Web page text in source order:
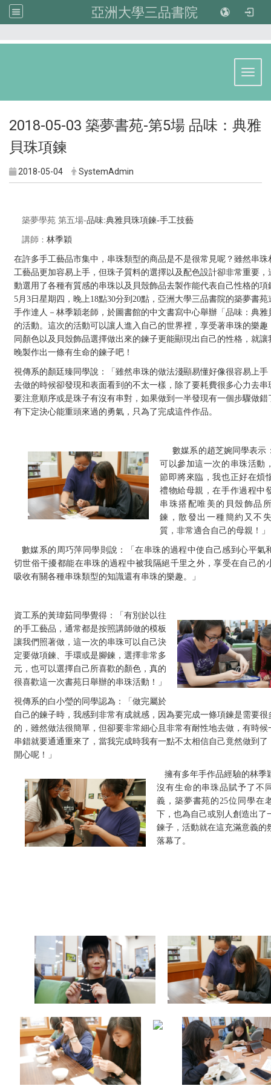
亞洲大學三品書院
2018-05-03 築夢書苑-第5場 品味：典雅
貝珠項鍊
2018-05-04 SystemAdmin
築夢學苑 第五場-品味:典雅貝珠項鍊-手工技藝
講師 ： 林季穎
在許多手工藝品市集中，串珠類型的商品是不是很常見呢？雖然串珠
工藝品更加容易上手，但珠子質料的選擇以及配色設計卻非常重要，
動選用了各種有質感的串珠以及貝殼飾品去製作能代表自己性格的項
5月3日星期四，晚上18點30分到20點，亞洲大學三品書院的築夢書苑
手作達人－林季穎老師，於圖書館的中文書寫中心舉辦「品味：典雅
的活動。這次的活動可以讓人進入自己的世界裡，享受著串珠的樂趣
同顏色以及貝殼飾品選擇做出來的鍊子更能顯現出自己的性格，就讓
晚製作出一條有生命的鍊子吧！
視傳系的顏廷臻同學說：「雖然串珠的做法淺顯易懂好像很容易上手
去做的時候卻發現和表面看到的不太一樣，除了要耗費很多心力去串
要注意順序或是珠子有沒有串對，如果做到一半發現有一個步驟做錯
有下定決心能重頭來過的勇氣，只為了完成這件作品。
數媒系的趙芝婉同學表示
可以參加這一次的串珠活動
節即將來臨，我也正好在煩
禮物給母親，在手作過程中
串珠搭配唯美的貝殼飾品
鍊，散發出一種簡約又不
質，非常適合自己的母親！」
數媒系的周巧萍同學則說：「在串珠的過程中使自己感到心平氣
切世俗干擾都能在串珠的過程中被我隔絕千里之外，享受在自己的
吸收有關各種串珠類型的知識還有串珠的樂趣。」
資工系的黃瑋茹同學覺得：「有別於以往
的手工藝品，通常都是按照講師做的模板
讓我們照著做，這一次的串珠可以自己決
定要做項鍊、手環或是腳鍊，選擇非常多
元，也可以選擇自己所喜歡的顏色，真的
很喜歡這一次書苑日舉辦的串珠活動！」
視傳系的白小瑩的同學認為：「做完屬於
自己的鍊子時，我感到非常有成就感，因為要完成一條項鍊是需要很
的，雖然做法很簡單，但卻要非常細心且非常有耐性地去做，有時候
串錯就要通通重來了，當我完成時我有一點不太相信自己竟然做到了
開心呢！」
擁有多年手作品經驗的林季
沒有生命的串珠品賦予了不
義，築夢書苑的25位同學在
下，也為自己或別人創造出了
鍊子，活動就在這充滿意義的
落幕了。